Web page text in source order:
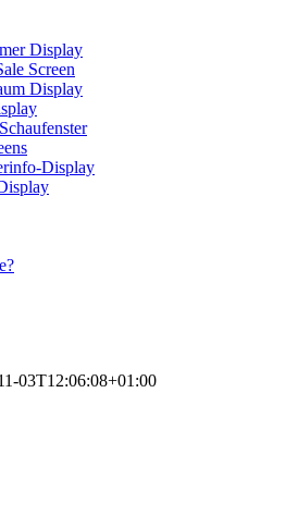
Display
Screen
Display
Display
03T12:06:08+01:00